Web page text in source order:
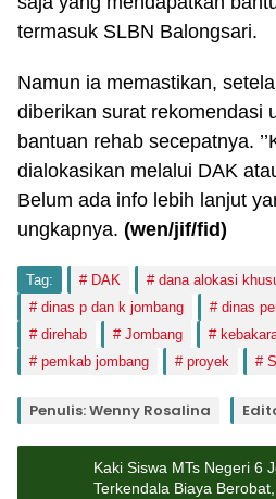
termasuk SLBN Balongsari.
Namun ia memastikan,
diberikan surat rekomendasi
bantuan rehab secepatnya.
dialokasikan melalui DAK
Belum ada info lebih lanjut
ungkapnya. (wen/jif/fid)
Tag: DAK
dana alokasi
dinas p dan k jombang
dinas
direhab
Jombang
pemkab jombang
proyek
Penulis: Wenny Rosalina
Kaki Siswa MTs Negeri 6
Terkendala Biaya